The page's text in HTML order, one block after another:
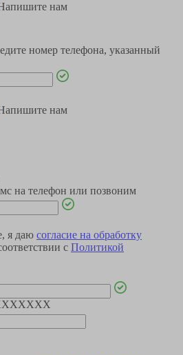
нам
номер телефона, указанный
нам
на телефон или позвоним
я даю согласие на обработку
с Политикой